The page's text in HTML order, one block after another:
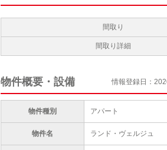
間取り
間取り詳細
物件概要・設備 情報登録日：
物件種別 アパート
物件名 ランド・ヴェルジュ